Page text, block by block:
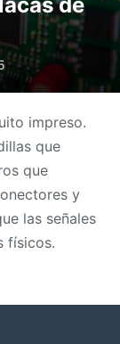
impreso.
que
que
y
las señales
físicos.